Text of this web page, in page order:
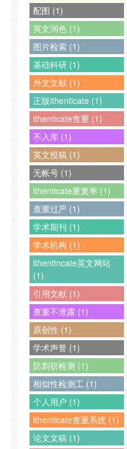
配图 (1)
英文润色 (1)
图片检索 (1)
基础科研 (1)
外文文献 (1)
正版ithenticate (1)
ithenticate查重 (1)
不入库 (1)
英文投稿 (1)
无帐号 (1)
ithenticate重复率 (1)
查重过严 (1)
学术期刊 (1)
学术机构 (1)
ithentincate英文网站
(1)
引用文献 (1)
查重不泄露 (1)
原创性 (1)
学术声誉 (1)
防剽窃检测 (1)
相似性检测工 (1)
个人用户 (1)
ithenticate查重系统 (1)
论文文稿 (1)